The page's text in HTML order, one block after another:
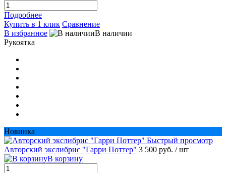
Подробнее
Купить в 1 клик Сравнение
В избранное
В наличии
Рукоятка
Новинка
Быстрый просмотр
Авторский экслибрис "Гарри Поттер" 3 500 руб. / шт
В корзину